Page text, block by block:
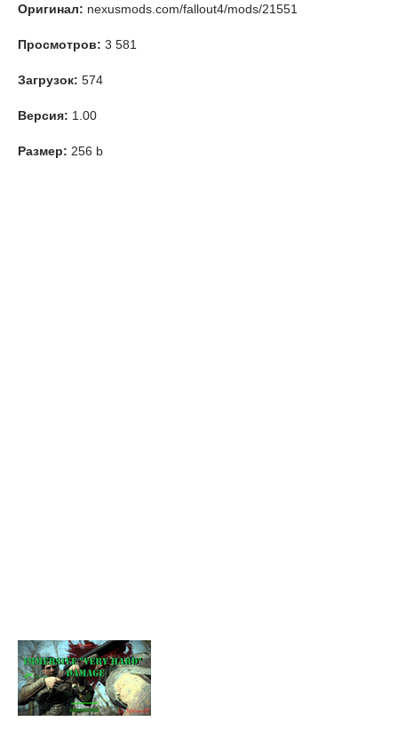
Оригинал: nexusmods.com/fallout4/mods/21551
Просмотров: 3 581
Загрузок: 574
Версия: 1.00
Размер: 256 b